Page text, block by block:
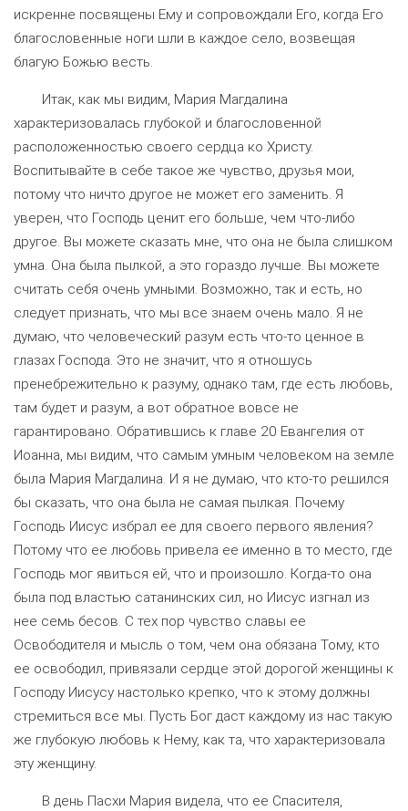
искренне посвящены Ему и сопровождали Его, когда Его
благословенные ноги шли в каждое село, возвещая
благую Божью весть.
Итак, как мы видим, Мария Магдалина
характеризовалась глубокой и благословенной
расположенностью своего сердца ко Христу.
Воспитывайте в себе такое же чувство, друзья мои,
потому что ничто другое не может его заменить. Я
уверен, что Господь ценит его больше, чем что-либо
другое. Вы можете сказать мне, что она не была слишком
умна. Она была пылкой, а это гораздо лучше. Вы можете
считать себя очень умными. Возможно, так и есть, но
следует признать, что мы все знаем очень мало. Я не
думаю, что человеческий разум есть что-то ценное в
глазах Господа. Это не значит, что я отношусь
пренебрежительно к разуму, однако там, где есть любовь,
там будет и разум, а вот обратное вовсе не
гарантировано. Обратившись к главе 20 Евангелия от
Иоанна, мы видим, что самым умным человеком на земле
была Мария Магдалина. И я не думаю, что кто-то решился
бы сказать, что она была не самая пылкая. Почему
Господь Иисус избрал ее для своего первого явления?
Потому что ее любовь привела ее именно в то место, где
Господь мог явиться ей, что и произошло. Когда-то она
была под властью сатанинских сил, но Иисус изгнал из
нее семь бесов. С тех пор чувство славы ее
Освободителя и мысль о том, чем она обязана Тому, кто
ее освободил, привязали сердце этой дорогой женщины к
Господу Иисусу настолько крепко, что к этому должны
стремиться все мы. Пусть Бог даст каждому из нас такую
​​же глубокую любовь к Нему, как та, что характеризовала
эту женщину.
В день Пасхи Мария видела, что ее Спасителя,